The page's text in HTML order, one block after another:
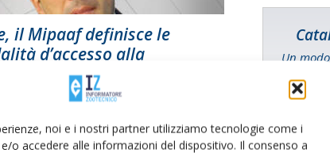
noi e i nostri partner utilizziamo tecnologie come i
o accedere alle informazioni del dispositivo. Il consenso a
il Mipaaf definisce le
d’accesso alla
dei debiti
17 Maggio 2016
Un